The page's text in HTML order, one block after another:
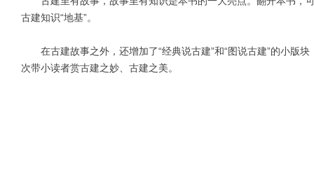
古建知识“地基”。
在古建故事之外，还增加了“经典说古建”和“图说古建”的小版
次带小读者赏古建之妙、古建之美。